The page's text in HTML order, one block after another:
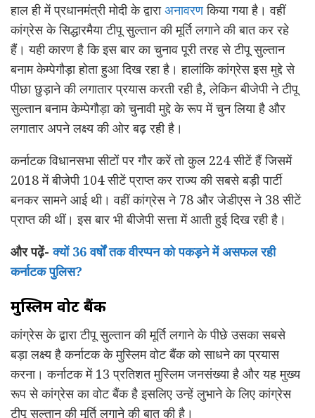
हाल ही में प्रधानमंत्री मोदी के द्वाराअनावरणकिया गया है। वहीं
कांग्रेस के सिद्धारमैया टीपू सुल्तान की मूर्ति लगाने की बात कर रहे
हैं। यही कारण है कि इस बार का चुनाव पूरी तरह से टीपू सुल्तान
बनाम केम्पेगौड़ा होता हुआ दिख रहा है। हालांकि कांग्रेस इस मुद्दे से
पीछा छुड़ाने की लगातार प्रयास करती रही है, लेकिन बीजेपी ने टीपू
सुल्तान बनाम केम्पेगौड़ा को चुनावी मुद्दे के रूप में चुन लिया है और
लगातार अपने लक्ष्य की ओर बढ़ रही है।
कर्नाटक विधानसभा सीटों पर गौर करें तो कुल 224 सीटें हैं जिसमें
2018 में बीजेपी 104 सीटें प्राप्त कर राज्य की सबसे बड़ी पार्टी
बनकर सामने आई थी। वहीं कांग्रेस ने 78 और जेडीएस ने 38 सीटें
प्राप्त की थीं। इस बार भी बीजेपी सत्ता में आती हुई दिख रही है।
और पढ़ें-क्यों 36 वर्षों तक वीरप्पन को पकड़ने में असफल रही
कर्नाटक पुलिस?
मुस्लिम वोट बैंक
कांग्रेस के द्वारा टीपू सुल्तान की मूर्ति लगाने के पीछे उसका सबसे
बड़ा लक्ष्य है कर्नाटक के मुस्लिम वोट बैंक को साधने का प्रयास
करना। कर्नाटक में 13 प्रतिशत मुस्लिम जनसंख्या है और यह मुख्य
रूप से कांग्रेस का वोट बैंक है इसलिए उन्हें लुभाने के लिए कांग्रेस
टीपू सुल्तान की मूर्ति लगाने की बात की है।